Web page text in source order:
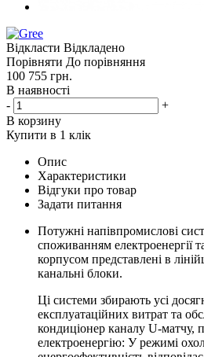
Відкласти Відкладено
Порівняти До порівняння
100 755 грн.
В наявності
-
+
В корзину
Купити в 1 клік
Опис
Характеристики
Відгуки про товар
Задати питання
Потужні напівпромислові
споживанням електроенергії
корпусом представлені в
канальні блоки.
Ці системи збирають усі
експлуатаційних витрат та
кондиціонер каналу U-матчу,
електроенергію: У режимі